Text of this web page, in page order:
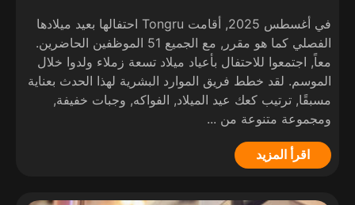
في أغسطس 2025, أقامت Tongru احتفالها بعيد ميلادها
الفصلي كما هو مقرر, مع الجميع 51 الموظفين الحاضرين.
معاً, اجتمعوا للاحتفال بأعياد ميلاد تسعة زملاء ولدوا خلال
الموسم. لقد خطط فريق الموارد البشرية لهذا الحدث بعناية
مسبقًا, ترتيب كعك عيد الميلاد, الفواكه, وجبات خفيفة,
ومجموعة متنوعة من ...
اقرأ المزيد